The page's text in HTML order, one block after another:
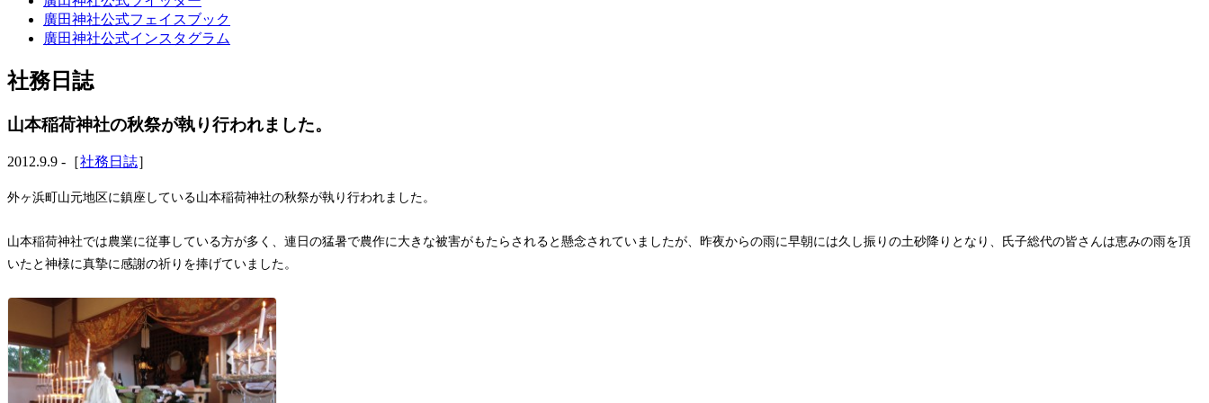
廣田神社公式フェイスブック
廣田神社公式インスタグラム
社務日誌
山本稲荷神社の秋祭が執り行われました。
2012.9.9 -［社務日誌］
外ヶ浜町山元地区に鎮座している山本稲荷神社の秋祭が執り行われました。
山本稲荷神社では農業に従事している方が多く、連日の猛暑で農作に大きな被害がもたらされると懸念されていましたが、昨夜からの雨に早朝には久し振りの土砂降りとなり、氏子総代の皆さんは恵みの雨を頂
いたと神様に真摯に感謝の祈りを捧げていました。